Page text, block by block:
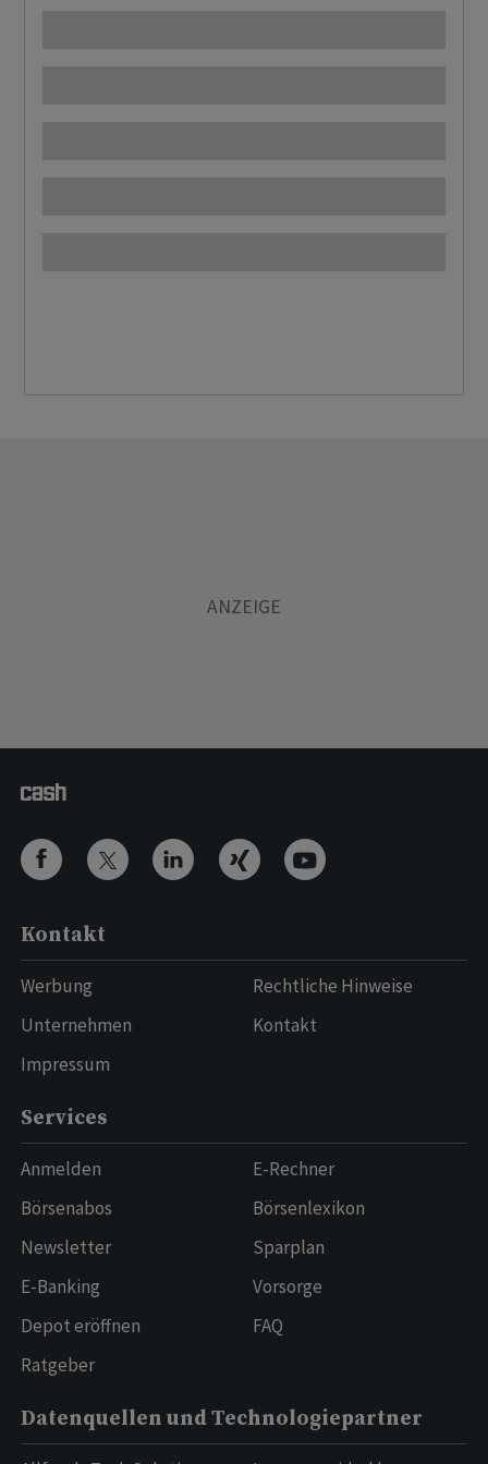
Kontakt
Werbung
Unternehmen
Impressum
Rechtliche Hinweise
Kontakt
Services
Anmelden
Börsenabos
Newsletter
E-Banking
Depot eröffnen
Ratgeber
E-Rechner
Börsenlexikon
Sparplan
Vorsorge
FAQ
Datenquellen und Technologiepartner